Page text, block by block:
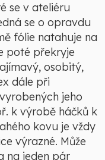
se v ateliéru
se o opravdu
fólie natahuje na
poté překryje
osobitý,
dále při
jeho
k výrobě háčků k
kovu je vždy
výrazné. Může
na jeden pár